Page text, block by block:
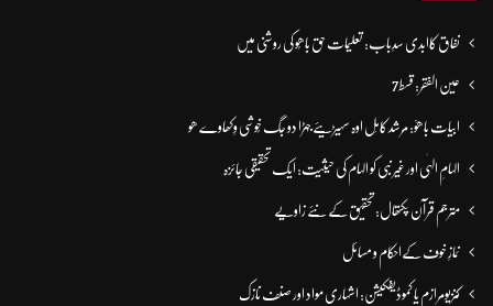
نفاق کاابدی سدِباب: تعلیمات حق باھُو کی روشنی میں
عین الفقر: قسط7
ابیات باھوؒ: مُرشد کامِل اوہ سہیڑیئے جہڑا دو جگ خُوشی وِکھاوے ھو
الہامِ الہٰی اور غیر نبی کو الہام کی حیثیت: ایک تحقیقی جائزہ
مترجم قرآن پکتھال: تحقیق کے نئے زاویے
نمازِ خوف کےاحکام و مسائل
کنزیومرازم یا کموڈیفکیشن: اشہاری مواد اور صنف نازک